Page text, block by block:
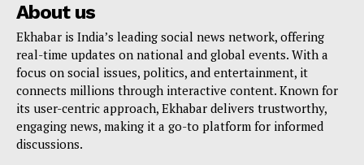
About us
Ekhabar is India’s leading social news network, offering
real-time updates on national and global events. With a
focus on social issues, politics, and entertainment, it
connects millions through interactive content. Known for
its user-centric approach, Ekhabar delivers trustworthy,
engaging news, making it a go-to platform for informed
discussions.